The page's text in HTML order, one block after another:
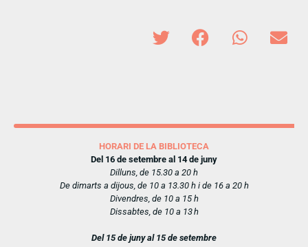
HORARI DE LA BIBLIOTECA
Del 16 de setembre al 14 de juny
Dilluns, de 15.30 a 20 h
De dimarts a dijous, de 10 a 13.30 h i de 16 a 20 h
Divendres, de 10 a 15 h
Dissabtes, de 10 a 13 h
Del 15 de juny al 15 de setembre